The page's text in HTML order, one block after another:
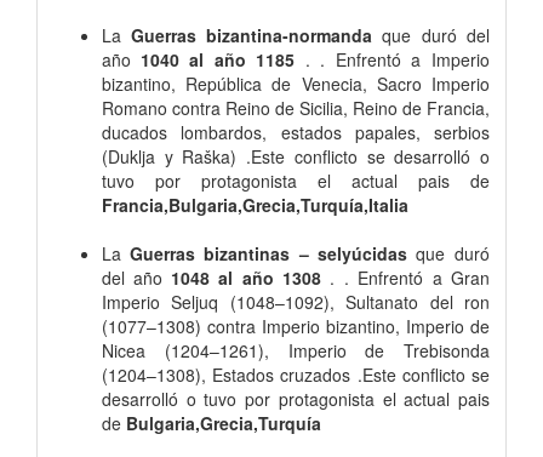
La Guerras bizantina-normanda que duró del
año 1040 al año 1185 . . Enfrentó a Imperio
bizantino, República de Venecia, Sacro Imperio
Romano contra Reino de Sicilia, Reino de Francia,
ducados lombardos, estados papales, serbios
(Duklja y Raška) .Este conflicto se desarrolló o
tuvo por protagonista el actual pais de
Francia,Bulgaria,Grecia,Turquía,Italia
La Guerras bizantinas – selyúcidas que duró
del año 1048 al año 1308 . . Enfrentó a Gran
Imperio Seljuq (1048–1092), Sultanato del ron
(1077–1308) contra Imperio bizantino, Imperio de
Nicea (1204–1261), Imperio de Trebisonda
(1204–1308), Estados cruzados .Este conflicto se
desarrolló o tuvo por protagonista el actual pais
de Bulgaria,Grecia,Turquía